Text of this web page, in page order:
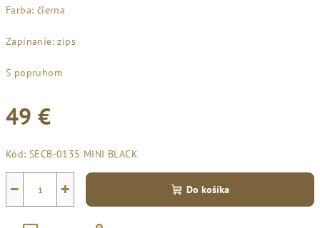
Farba: čierna
Zapínanie: zips
S popruhom
49 €
cena:
Kód: SECB-0135 MINI BLACK
+
− Do košíka